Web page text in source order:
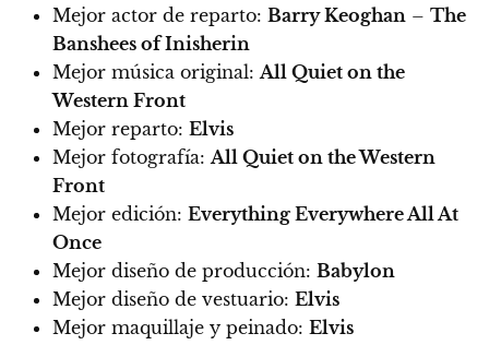
Mejor actor de reparto: Barry Keoghan – The
Banshees of Inisherin
Mejor música original:All Quiet on the
Western Front
Mejor reparto: Elvis
Mejor fotografía:All Quiet on the Western
Front
Mejor edición: Everything Everywhere All At
Once
Mejor diseño de producción: Babylon
Mejor diseño de vestuario: Elvis
Mejor maquillaje y peinado: Elvis